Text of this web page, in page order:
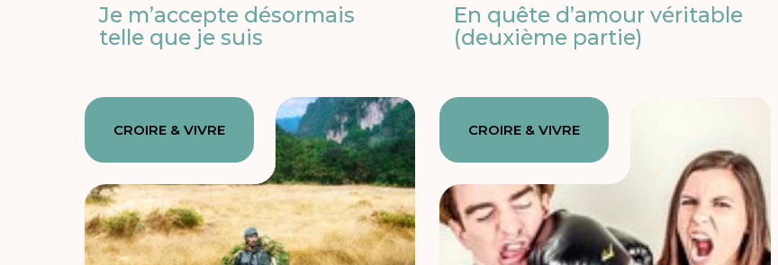
Je m’accepte désormais
telle que je suis
En quête d’amour véritable
(deuxième partie)
CROIRE & VIVRE CROIRE & VIVRE